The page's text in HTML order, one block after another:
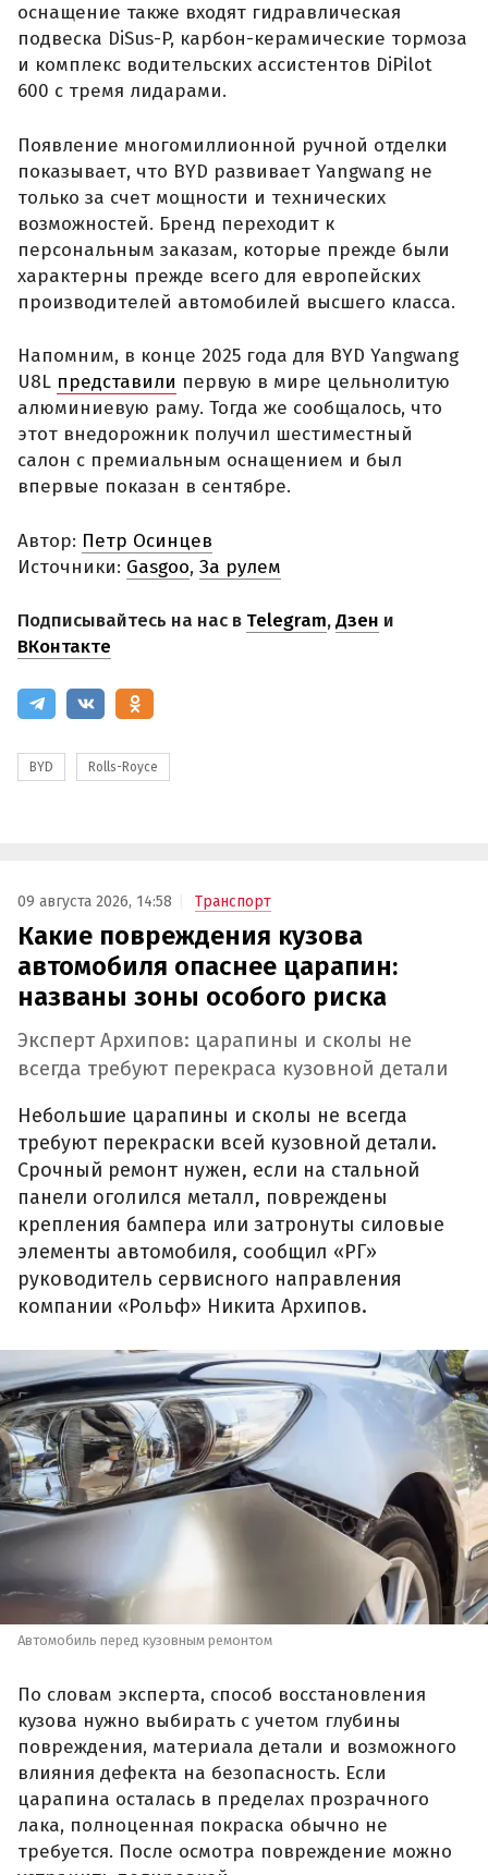
оснащение также входят гидравлическая
подвеска DiSus-P, карбон-керамические тормоза
и комплекс водительских ассистентов DiPilot
600 с тремя лидарами.
Появление многомиллионной ручной отделки
показывает, что BYD развивает Yangwang не
только за счет мощности и технических
возможностей. Бренд переходит к
персональным заказам, которые прежде были
характерны прежде всего для европейских
производителей автомобилей высшего класса.
Напомним, в конце 2025 года для BYD Yangwang
U8L представили первую в мире цельнолитую
алюминиевую раму. Тогда же сообщалось, что
этот внедорожник получил шестиместный
салон с премиальным оснащением и был
впервые показан в сентябре.
Автор: Петр Осинцев
Источники: Gasgoo, За рулем
Подписывайтесь на нас в Telegram,Дзен и
ВКонтакте
BYD Rolls-Royce
09 августа 2026, 14:58 Транспорт
Какие повреждения кузова
автомобиля опаснее царапин:
названы зоны особого риска
Эксперт Архипов: царапины и сколы не
всегда требуют перекраса кузовной детали
Небольшие царапины и сколы не всегда
требуют перекраски всей кузовной детали.
Срочный ремонт нужен, если на стальной
панели оголился металл, повреждены
крепления бампера или затронуты силовые
элементы автомобиля, сообщил «РГ»
руководитель сервисного направления
компании «Рольф» Никита Архипов.
Автомобиль перед кузовным ремонтом
По словам эксперта, способ восстановления
кузова нужно выбирать с учетом глубины
повреждения, материала детали и возможного
влияния дефекта на безопасность. Если
царапина осталась в пределах прозрачного
лака, полноценная покраска обычно не
требуется. После осмотра повреждение можно